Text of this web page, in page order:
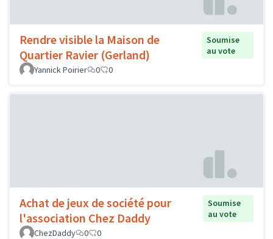
Rendre visible la Maison de
Quartier Ravier (Gerland)
Soumise
au vote
Yannick Poirier
0 0
Achat de jeux de société pour
l'association Chez Daddy
Soumise
au vote
ChezDaddy
0 0